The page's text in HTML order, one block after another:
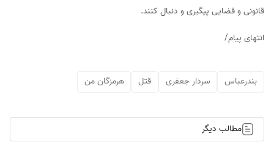
قانونی و قضایی پیگیری و دنبال کنند.
انتهای پیام/
بندرعباس سردار جعفری قتل هرمزگان من
مطالب دیگر